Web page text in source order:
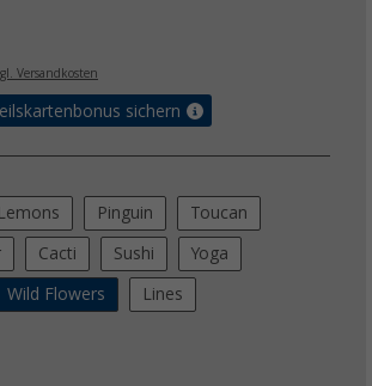
Versandkosten
sichern
Lemons Pinguin Toucan
Cacti Sushi Yoga
Wild Flowers Lines